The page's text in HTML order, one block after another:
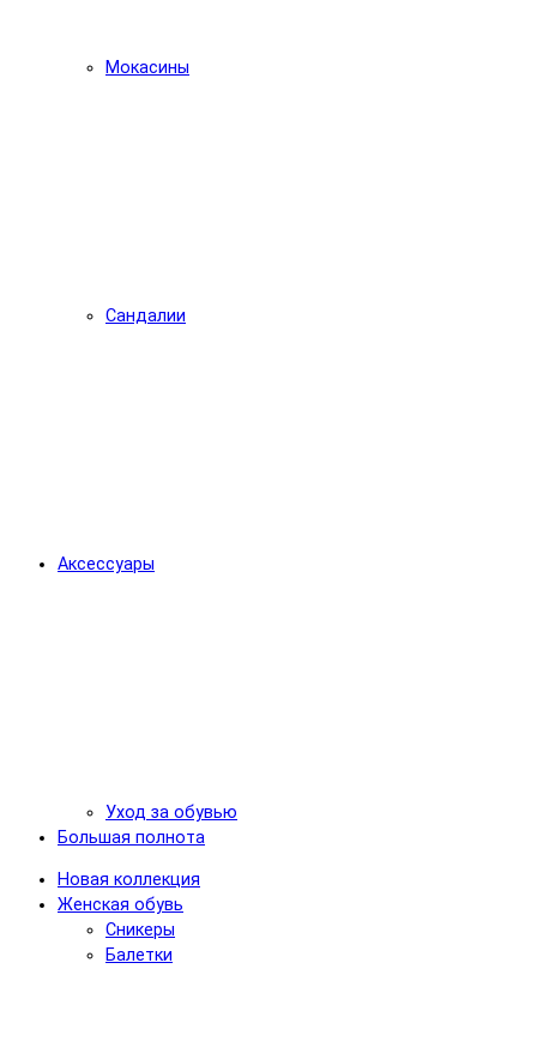
Мокасины
Сандалии
Аксессуары
Уход за обувью
Большая полнота
Новая коллекция
Женская обувь
Сникеры
Балетки